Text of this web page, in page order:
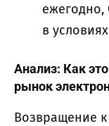
в
Анализ: Как
рынок
Возвращение